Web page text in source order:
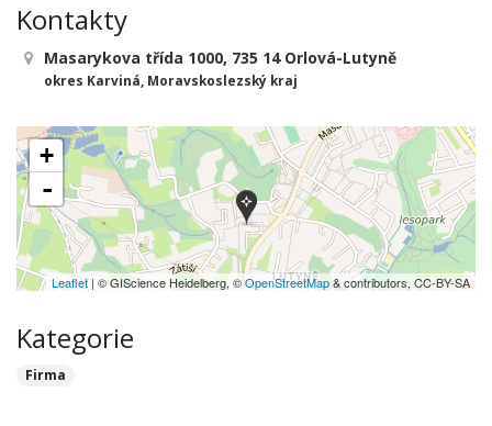
Kontakty
Masarykova třída 1000, 735 14 Orlová-Lutyně
okres Karviná, Moravskoslezský kraj
+
-
Leaflet | © GIScience Heidelberg, ©OpenStreetMap& contributors, CC-BY-SA
Kategorie
Firma